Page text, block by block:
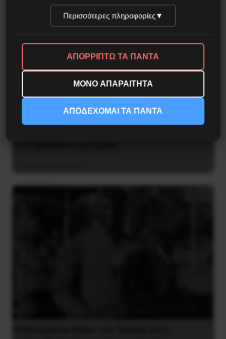
Περισσότερες πληροφορίες▼
ΑΠΟΡΡΙΠΤΩ ΤΑ ΠΑΝΤΑ
ΜΟΝΟ ΑΠΑΡΑΙΤΗΤΑ
ΑΠΟΔΕΧΟΜΑΙ ΤΑ ΠΑΝΤΑ